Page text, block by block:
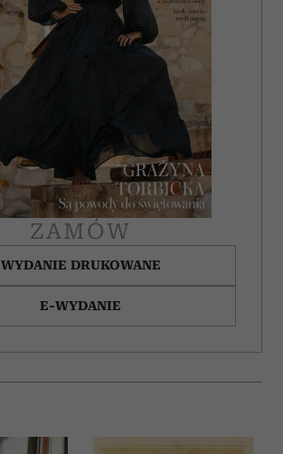
ZAMÓW
WYDANIE DRUKOWANE
E-WYDANIE